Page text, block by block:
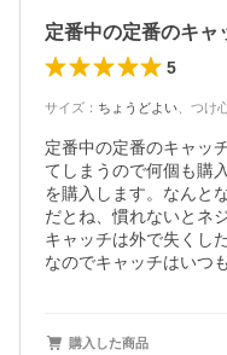
5
サイズ ： ちょうどよい つけ
定番中の定番のキャッ
てしまうので何個も購
を購入します。なんと
だとね、慣れないとネ
キャッチは外で失くし
なのでキャッチはいつ
購入した商品